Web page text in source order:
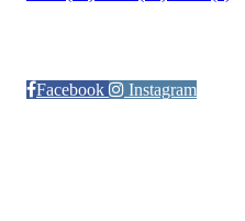
Facebook
Instagram